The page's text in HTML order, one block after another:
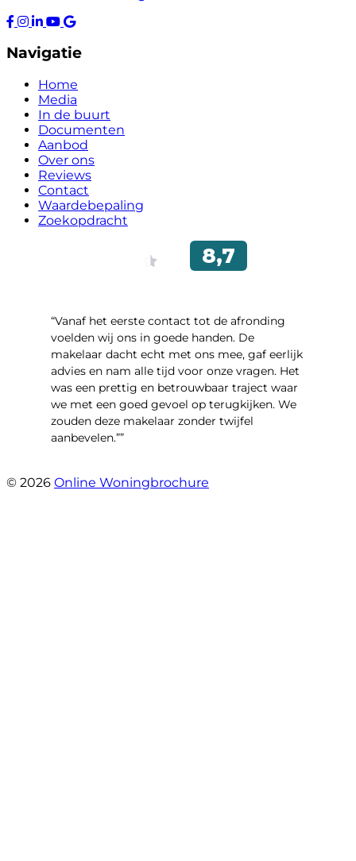
Navigatie
Home
Media
In de buurt
Documenten
Aanbod
Over ons
Reviews
Contact
Waardebepaling
Zoekopdracht
“Vanaf het eerste contact tot de afronding
voelden wij ons in goede handen. De
makelaar dacht echt met ons mee, gaf eerlijk
advies en nam alle tijd voor onze vragen. Het
was een prettig en betrouwbaar traject waar
we met een goed gevoel op terugkijken. We
zouden deze makelaar zonder twijfel
aanbevelen.””
© 2026 Online Woningbrochure